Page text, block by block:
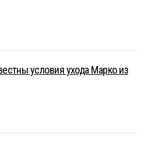
условия ухода Марко из